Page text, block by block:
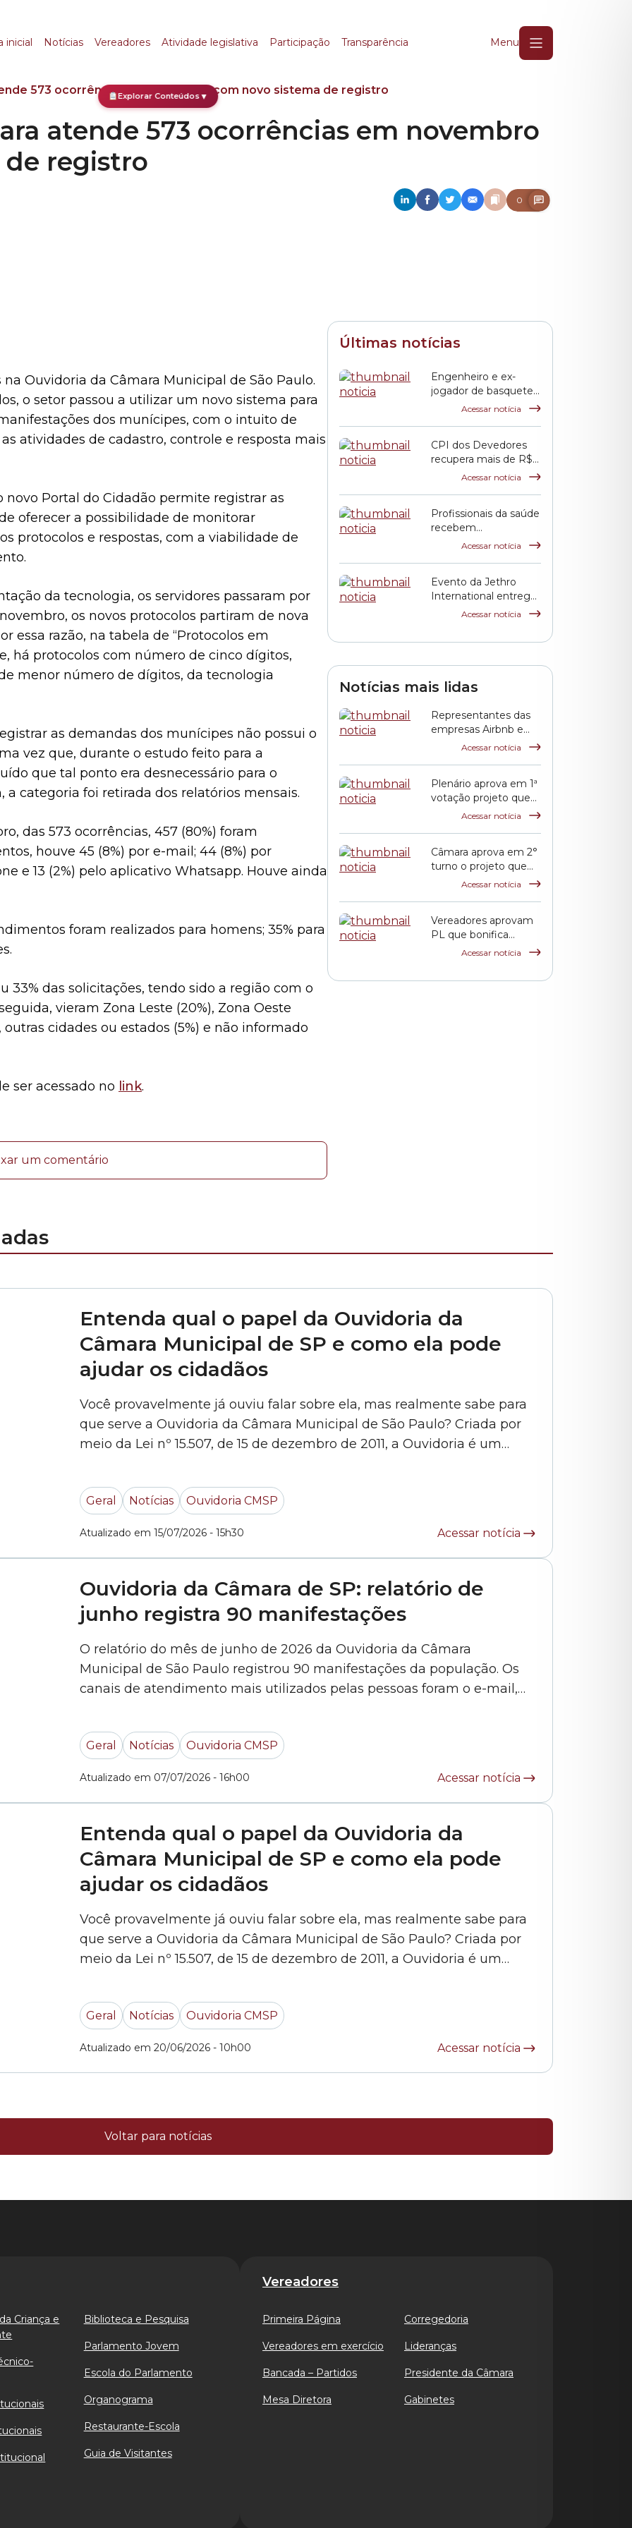
Explorar Conteúdos▼
inicial Notícias Vereadores Atividade legislativa Participação Transparência Menu
573 ocorrências em novembro com novo sistema de registro
atende 573 ocorrências em novembro
registro
0
Ouvidoria da Câmara Municipal de São Paulo.
o setor passou a utilizar um novo sistema para
dos munícipes, com o intuito de
atividades de cadastro, controle e resposta mais
Portal do Cidadão permite registrar as
oferecer a possibilidade de monitorar
protocolos e respostas, com a viabilidade de
da tecnologia, os servidores passaram por
os novos protocolos partiram de nova
essa razão, na tabela de “Protocolos em
há protocolos com número de cinco dígitos,
menor número de dígitos, da tecnologia
as demandas dos munícipes não possui o
vez que, durante o estudo feito para a
que tal ponto era desnecessário para o
categoria foi retirada dos relatórios mensais.
das 573 ocorrências, 457 (80%) foram
houve 45 (8%) por e-mail; 44 (8%) por
e 13 (2%) pelo aplicativo Whatsapp. Houve ainda
foram realizados para homens; 35% para
33% das solicitações, tendo sido a região com o
vieram Zona Leste (20%), Zona Oeste
outras cidades ou estados (5%) e não informado
ser acessado no link.
um comentário
Últimas notícias
Engenheiro e ex-
jogador de basquete,
Jack Terpins recebe a
Acessar notícia
CPI dos Devedores
recupera mais de R$ 2
bilhões aos cofres
Acessar notícia
Profissionais da saúde
recebem
homenagem na
Acessar notícia
Evento da Jethro
International entrega
Prêmio Martin Luther
Acessar notícia
Notícias mais lidas
Representantes das
empresas Airbnb e
QuintoAndar prestam
Acessar notícia
Plenário aprova em 1ª
votação projeto que
propõe reajuste
Acessar notícia
Câmara aprova em 2°
turno o projeto que
reajusta o salário dos
Acessar notícia
Vereadores aprovam
PL que bonifica
funcionários das
Acessar notícia
Entenda qual o papel da Ouvidoria da
Câmara Municipal de SP e como ela pode
ajudar os cidadãos
Você provavelmente já ouviu falar sobre ela, mas realmente sabe para
que serve a Ouvidoria da Câmara Municipal de São Paulo? Criada por
meio da Lei nº 15.507, de 15 de dezembro de 2011, a Ouvidoria é um
Paulo. Por meio deste canal,... »
Geral Notícias Ouvidoria CMSP
Atualizado em 15/07/2026 - 15h30 Acessar notícia
Ouvidoria da Câmara de SP: relatório de
junho registra 90 manifestações
O relatório do mês de junho de 2026 da Ouvidoria da Câmara
Municipal de São Paulo registrou 90 manifestações da população. Os
canais de atendimento mais utilizados pelas pessoas foram o e-mail,
do Cidadão, 7%, telefone, 5%, e presencialmente, 3%. O documento
mostra... »
Geral Notícias Ouvidoria CMSP
Atualizado em 07/07/2026 - 16h00 Acessar notícia
Entenda qual o papel da Ouvidoria da
Câmara Municipal de SP e como ela pode
ajudar os cidadãos
Você provavelmente já ouviu falar sobre ela, mas realmente sabe para
que serve a Ouvidoria da Câmara Municipal de São Paulo? Criada por
meio da Lei nº 15.507, de 15 de dezembro de 2011, a Ouvidoria é um
Paulo. Por meio deste canal,... »
Geral Notícias Ouvidoria CMSP
Atualizado em 20/06/2026 - 10h00 Acessar notícia
Voltar para notícias
Criança e
Biblioteca e Pesquisa
Parlamento Jovem
Escola do Parlamento
Organograma
Restaurante-Escola
Guia de Visitantes
Vereadores
Primeira Página
Vereadores em exercício
Bancada – Partidos
Mesa Diretora
Corregedoria
Lideranças
Presidente da Câmara
Gabinetes